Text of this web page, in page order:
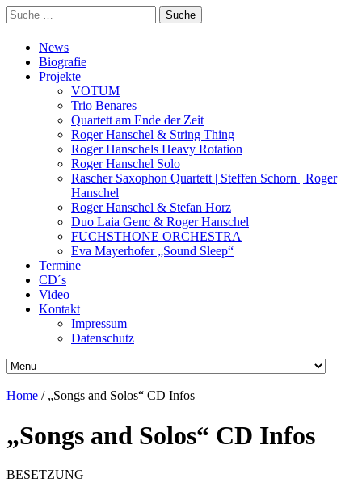
Suche
nach:
News
Biografie
Projekte
VOTUM
Trio Benares
Quartett am Ende der Zeit
Roger Hanschel & String Thing
Roger Hanschels Heavy Rotation
Roger Hanschel Solo
Rascher Saxophon Quartett | Steffen Schorn | Roger
Hanschel
Roger Hanschel & Stefan Horz
Duo Laia Genc & Roger Hanschel
FUCHSTHONE ORCHESTRA
Eva Mayerhofer „Sound Sleep“
Termine
CD´s
Video
Kontakt
Impressum
Datenschutz
Home / „Songs and Solos“ CD Infos
„Songs and Solos“ CD Infos
BESETZUNG